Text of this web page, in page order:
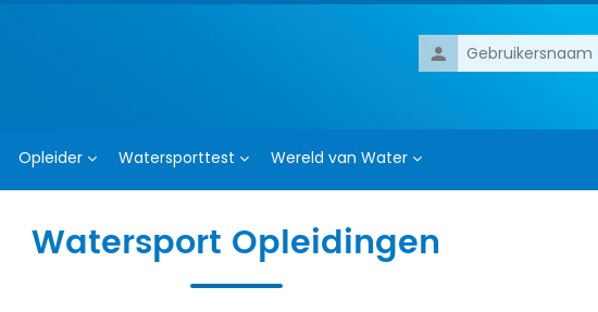
Gebruikersnaam
Opleider Watersporttest Wereld van Water
Watersport Opleidingen